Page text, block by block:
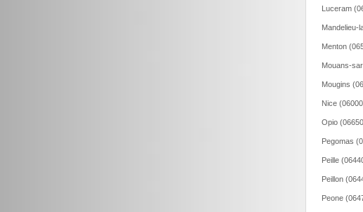
Luceram
Mandelieu-
Menton
Mouans-
Mougins
Nice
Opio
Pegomas
Peille
Peillon
Peone